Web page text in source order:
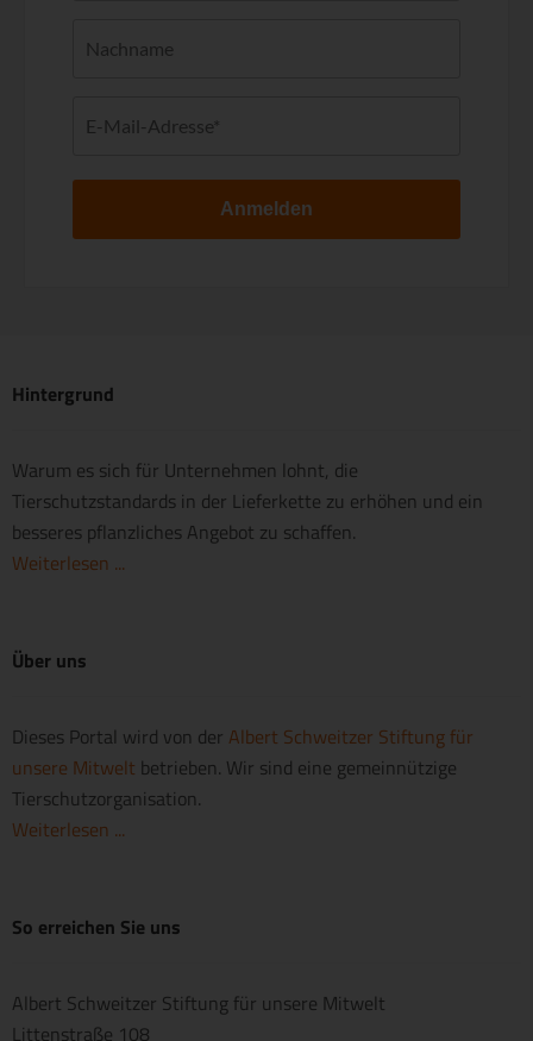
Anmelden
Hintergrund
Warum es sich für Unternehmen lohnt, die
Tierschutzstandards in der Lieferkette zu erhöhen und ein
besseres pflanzliches Angebot zu schaffen.
Weiterlesen ...
Über uns
Dieses Portal wird von der Albert Schweitzer Stiftung für
unsere Mitwelt betrieben. Wir sind eine gemeinnützige
Tierschutzorganisation.
Weiterlesen ...
So erreichen Sie uns
Albert Schweitzer Stiftung für unsere Mitwelt
Littenstraße 108